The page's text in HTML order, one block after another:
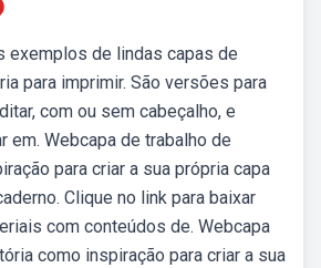
exemplos de lindas capas de
para imprimir. São versões para
com ou sem cabeçalho, e
em. Webcapa de trabalho de
para criar a sua própria capa
Clique no link para baixar
com conteúdos de. Webcapa
como inspiração para criar a sua